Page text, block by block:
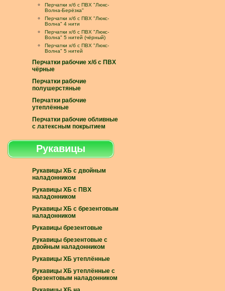
Перчатки х/б с ПВХ "Люкс-
Волна-Берёзка"
Перчатки х/б с ПВХ "Люкс-
Волна" 4 нити
Перчатки х/б с ПВХ "Люкс-
Волна" 5 нитей (чёрный)
Перчатки х/б с ПВХ "Люкс-
Волна" 5 нитей
Перчатки рабочие х/б с ПВХ
чёрные
Перчатки рабочие
полушерстяные
Перчатки рабочие
утеплённые
Перчатки рабочие обливные
с латексным покрытием
Рукавицы
Рукавицы ХБ с двойным
наладонником
Рукавицы ХБ с ПВХ
наладонником
Рукавицы ХБ с брезентовым
наладонником
Рукавицы брезентовые
Рукавицы брезентовые с
двойным наладонником
Рукавицы ХБ утеплённые
Рукавицы ХБ утеплённые с
брезентовым наладонником